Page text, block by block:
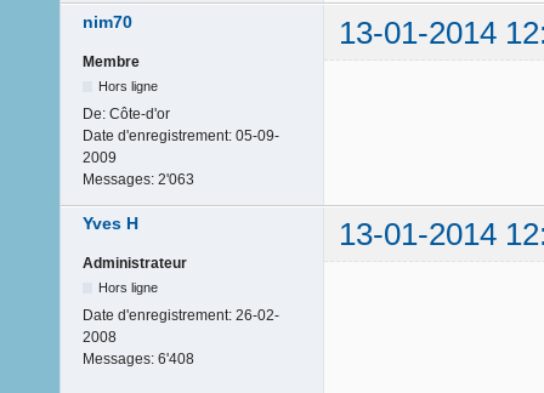
nim70 13-01-2014
Membre
Hors ligne
De: Côte-d'or
Date d'enregistrement: 05-09-
2009
Messages: 2'063
Yves H 13-01-2014
Administrateur
Hors ligne
Date d'enregistrement: 26-02-
2008
Messages: 6'408